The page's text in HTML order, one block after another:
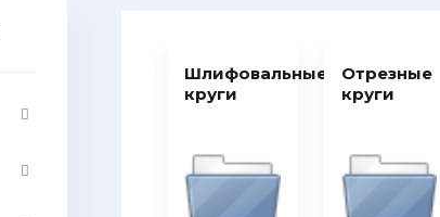
Шлифовальные
круги
Отрезные
круги